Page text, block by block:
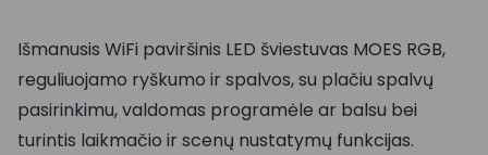
Išmanusis WiFi paviršinis LED šviestuvas MOES RGB,
reguliuojamo ryškumo ir spalvos, su plačiu spalvų
pasirinkimu, valdomas programėle ar balsu bei
turintis laikmačio ir scenų nustatymų funkcijas.